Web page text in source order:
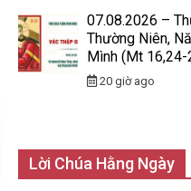
07.08.2026 –
Thường Niên,
Mình (Mt 16,24-
20 giờ ago
Lời Chúa Hằng Ngày